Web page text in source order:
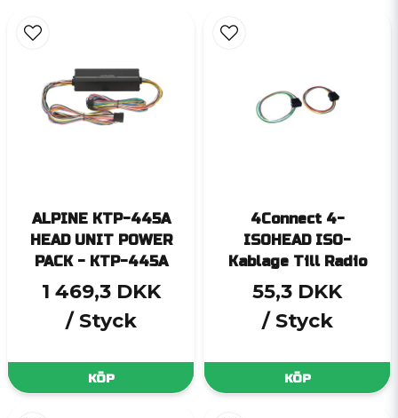
ALPINE KTP-445A
HEAD UNIT POWER
PACK - KTP-445A
1 469,3 DKK
/ Styck
KÖP
4Connect 4-
ISOHEAD ISO-
Kablage Till Radio
55,3 DKK
/ Styck
KÖP